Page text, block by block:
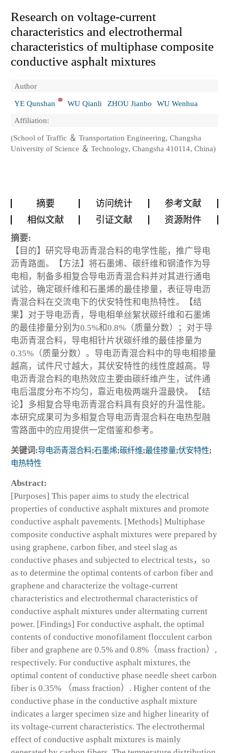
Research on voltage-current
characteristics and electrothermal
characteristics of multiphase composite
conductive asphalt mixtures
Author
YE Qunshan
WU Qianli ZHOU Jianbo
WU Wenhua
Affiliation:
(School of Traffic ＆ Transportation Engineering, Changsha
University of Science ＆ Technology, Changsha 410114, China)
摘要 访问统计
参考文献
相似文献
引证文献 资源附件
摘要:
【目的】研究导电沥青混合料的电学性能，推广导电
沥青路面。【方法】将石墨烯、碳纤维和钢渣作为导
电相，制备多相复合导电沥青混合料并对其进行通电
试验，确定碳纤维和石墨烯的最佳掺量，表征导电沥
青混合料在交流电下的伏安特性和电热特性。【结
果】对于导电沥青，导电相单丝絮状碳纤维和石墨烯
的最佳掺量分别为0.5%和0.8%（质量分数）；对于导
电沥青混合料，导电相针片状碳纤维的最佳掺量为
0.35%（质量分数）。导电沥青混合料中的导电相掺量
越高，试件尺寸越大，其伏安特性的线性度越高。导
电沥青混合料的电热效应主要由碳纤维产生，试件通
电后温度分布不均匀，靠近电极两端升温最快。【结
论】多相复合导电沥青混合料具有良好的升温性能。
本研究成果可为多相复合导电沥青混合料在电热型融
雪路面中的应用提供一定借鉴和参考。
关键词:导电沥青混合料;石墨烯;碳纤维;最佳掺量;伏安特性;
电热特性
Abstract:
[Purposes] This paper aims to study the electrical
properties of conductive asphalt mixtures and promote
conductive asphalt pavements. [Methods] Multiphase
composite conductive asphalt mixtures were prepared by
using graphene, carbon fiber, and steel slag as
conductive phases and subjected to electrical tests，so
as to determine the optimal contents of carbon fiber and
graphene and characterize the voltage-current
characteristics and electrothermal characteristics of
conductive asphalt mixtures under altermating current
power. [Findings] For conductive asphalt, the optimal
contents of conductive monofilament flocculent carbon
fiber and graphene are 0.5% and 0.8%（mass fraction）,
respectively. For conductive asphalt mixtures, the
optimal content of conductive phase needle sheet carbon
fiber is 0.35% （mass fraction）. Higher content of the
conductive phase in the conductive asphalt mixture
indicates a larger specimen size and higher linearity of
its voltage-current characteristics. The electrothermal
effect of conductive asphalt mixtures is mainly